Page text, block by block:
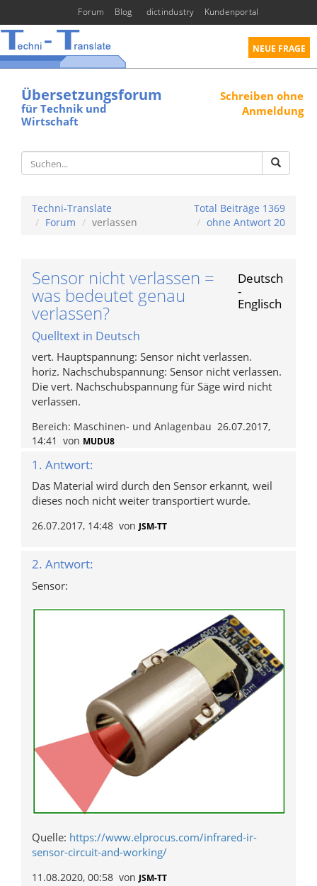
Kundenportal
dictindustry
Blog
Forum
NEUE FRAGE
Übersetzungsforum
für Technik und
Wirtschaft
Schreiben ohne
Anmeldung
Techni-Translate
Forum
verlassen
Total Beiträge 1369
ohne Antwort 20
Sensor nicht verlassen =
was bedeutet genau
verlassen?
Deutsch
-
Englisch
Quelltext in Deutsch
vert. Hauptspannung: Sensor nicht verlassen.
horiz. Nachschubspannung: Sensor nicht verlassen.
Die vert. Nachschubspannung für Säge wird nicht
verlassen.
Bereich: Maschinen- und Anlagenbau 26.07.2017,
14:41 von MUDU8
1. Antwort:
Das Material wird durch den Sensor erkannt, weil
dieses noch nicht weiter transportiert wurde.
26.07.2017, 14:48 von JSM-TT
2. Antwort:
Sensor:
Quelle: https://www.elprocus.com/infrared-ir-
sensor-circuit-and-working/
11.08.2020, 00:58 von JSM-TT